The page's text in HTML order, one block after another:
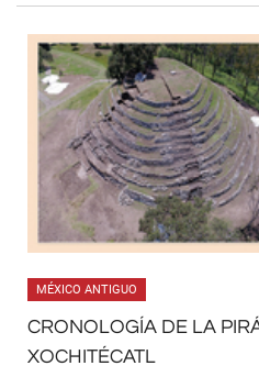
MÉXICO ANTIGUO
CRONOLOGÍA DE LA
XOCHITÉCATL